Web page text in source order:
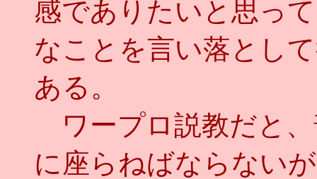
感でありたいと思っ
なことを言い落とし
ある。
ワープロ説教だと
に座らねばならない